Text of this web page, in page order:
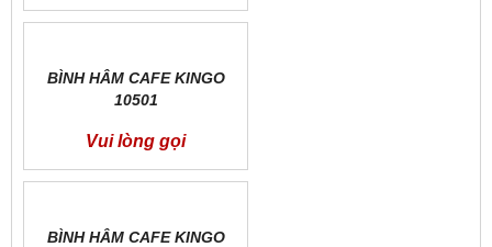
BÌNH HÂM CAFE KINGO
10501
Vui lòng gọi
BÌNH HÂM CAFE KINGO